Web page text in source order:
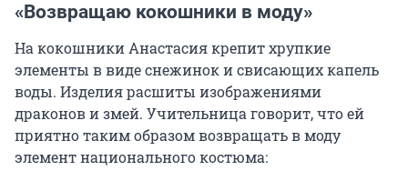
«Возвращаю кокошники в моду»
На кокошники Анастасия крепит хрупкие
элементы в виде снежинок и свисающих капель
воды. Изделия расшиты изображениями
драконов и змей. Учительница говорит, что ей
приятно таким образом возвращать в моду
элемент национального костюма: